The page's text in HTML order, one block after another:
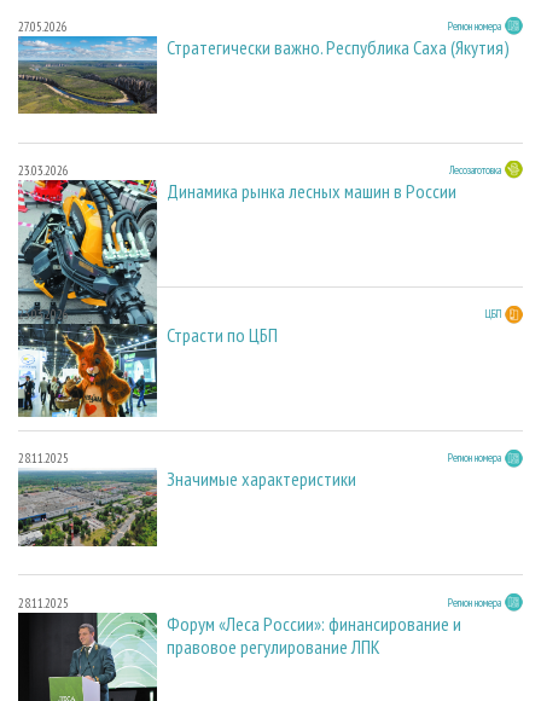
27.05.2026 Регион номера
Стратегически важно. Республика Саха (Якутия)
23.03.2026 Лесозаготовка
Динамика рынка лесных машин в России
23.03.2026 ЦБП
Страсти по ЦБП
28.11.2025 Регион номера
Значимые характеристики
28.11.2025 Регион номера
Форум «Леса России»: финансирование и
правовое регулирование ЛПК